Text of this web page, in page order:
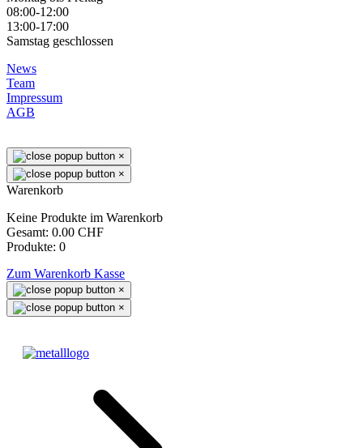
08:00-12:00
13:00-17:00
Samstag geschlossen
News
Team
Impressum
AGB
×
×
Warenkorb
Keine Produkte im Warenkorb
Gesamt: 0.00 CHF
Produkte: 0
Zum Warenkorb Kasse
×
×